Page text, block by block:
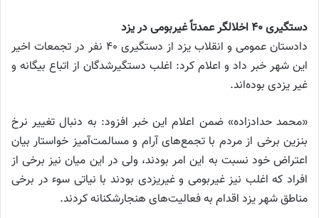
دستگیری ۴۰ اخلالگر عمدتاً غیربومی در یزد
دادستان عمومی و انقلاب یزد از دستگیری ۴۰ نفر در تجمعات اخیر
این شهر خبر داد و اعلام کرد: اغلب دستگیرشدگان از اتباع بیگانه و
غیر یزدی بوده‌اند.
«محمد حدادزاده» ضمن اعلام این خبر افزود: به دنبال تغییر نرخ
بنزین برخی از مردم با تجمع‌های آرام و مسالمت‌آمیز خواستار بیان
اعتراض خود نسبت به این امر بودند، ولی در این میان نیز برخی از
افراد که اغلب نیز غیربومی و غیریزدی بودند با نیاتی سوء در برخی
مناطق شهر یزد اقدام به فعالیت‌های هنجارشکنانه کردند.